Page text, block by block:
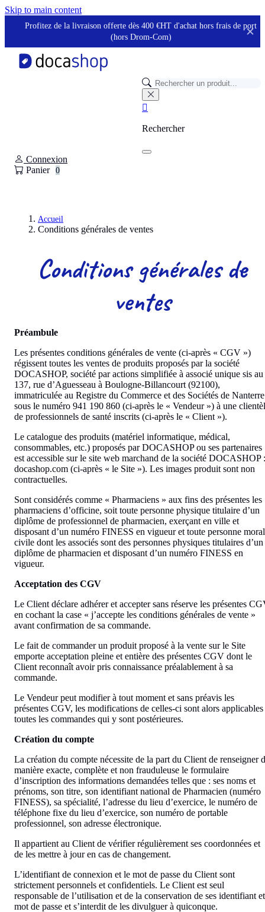
Skip to main content
Profitez de la livraison offerte dès 400 €HT d'achat hors frais de port
(hors Drom-Com)
✕

Rechercher
Connexion
Panier
0
Accueil
Conditions générales de ventes
Conditions générales de
ventes
Préambule
Les présentes conditions générales de vente (ci-après « CGV »)
régissent toutes les ventes de produits proposés par la société
DOCASHOP, société par actions simplifiée à associé unique sis au
137, rue d’Aguesseau à Boulogne-Billancourt (92100),
immatriculée au Registre du Commerce et des Sociétés de Nanterre
sous le numéro 941 190 860 (ci-après le « Vendeur ») à une
de professionnels de santé inscrits (ci-après le « Client »).
Le catalogue des produits (matériel informatique, médical,
consommables, etc.) proposés par DOCASHOP ou ses partenaires
est accessible sur le site web marchand de la société DOCASHOP :
docashop.com (ci-après « le Site »). Les images produit sont non
contractuelles.
Sont considérés comme « Pharmaciens » aux fins des présentes les
pharmaciens d’officine, soit toute personne physique titulaire d’un
diplôme de professionnel de pharmacien, exerçant en ville et
disposant d’un numéro FINESS en vigueur et toute personne
civile dont les associés sont des personnes physiques titulaires d’un
diplôme de pharmacien et disposant d’un numéro FINESS en
vigueur.
Acceptation des CGV
Le Client déclare adhérer et accepter sans réserve les présentes
en cochant la case « j’accepte les conditions générales de vente »
avant confirmation de sa commande.
Le fait de commander un produit proposé à la vente sur le Site
emporte acceptation pleine et entière des présentes CGV dont le
Client reconnaît avoir pris connaissance préalablement à sa
commande.
Le Vendeur peut modifier à tout moment et sans préavis les
présentes CGV, les modifications de celles-ci sont alors applicables
toutes les commandes qui y sont postérieures.
Création du compte
La création du compte nécessite de la part du Client de renseigner
manière exacte, complète et non frauduleuse le formulaire
d’inscription des informations demandées telles que : ses noms et
prénoms, son titre, son identifiant national de Pharmacien (numéro
FINESS), sa spécialité, l’adresse du lieu d’exercice, le numéro de
téléphone fixe du lieu d’exercice, son numéro de portable
professionnel, son adresse électronique.
Il appartient au Client de vérifier régulièrement ses coordonnées et
de les mettre à jour en cas de changement.
L’identifiant de connexion et le mot de passe du Client sont
strictement personnels et confidentiels. Le Client est seul
responsable de l’utilisation et de la conservation de ses identifiant et
mot de passe et s’interdit de les divulguer à quiconque.
Panneau de gestion des cookies